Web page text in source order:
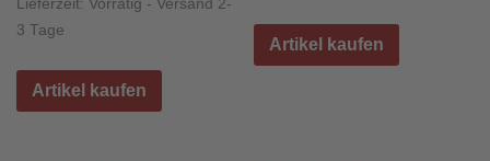
Lieferzeit: Vorrätig - Versand 2-
3 Tage
Artikel kaufen
Artikel kaufen